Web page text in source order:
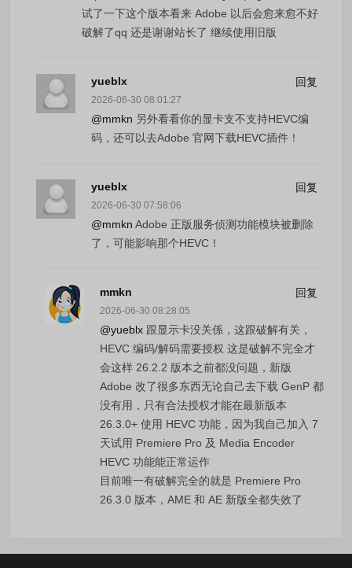
试了一下这个版本看来 Adobe 以后会愈来愈不好
破解了qq 还是谢谢站长了 继续使用旧版
yueblx 回复
2026-06-30 08:01:27
@mmkn 另外看看你的显卡支不支持HEVC编
码，还可以去Adobe 官网下载HEVC插件！
yueblx 回复
2026-06-30 07:58:06
@mmkn Adobe 正版服务侦测功能模块被删除
了，可能影响那个HEVC！
mmkn 回复
2026-06-30 08:28:05
@yueblx跟显示卡没关係，这跟破解有关，
HEVC 编码/解码需要授权 这是破解不完全才
会这样 26.2.2 版本之前都没问题，新版
Adobe 改了很多东西无论自己去下载 GenP 都
没有用，只有合法授权才能在最新版本
26.3.0+ 使用 HEVC 功能，因为我自己加入 7
天试用 Premiere Pro 及 Media Encoder
HEVC 功能能正常运作
目前唯一有破解完全的就是 Premiere Pro
26.3.0 版本，AME 和 AE 新版全都失效了